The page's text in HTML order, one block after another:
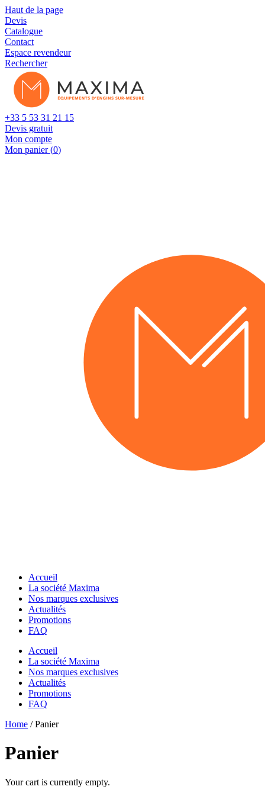
Haut de la page
Devis
Catalogue
Contact
Espace revendeur
Rechercher
+33 5 53 31 21 15
Devis gratuit
Mon compte
Mon panier (0)
Accueil
La société Maxima
Nos marques exclusives
Actualités
Promotions
FAQ
Accueil
La société Maxima
Nos marques exclusives
Actualités
Promotions
FAQ
Essentiels pour chantier
Godets
Dents de Déroctage
Râteaux
Godets Squelette
Essentiels pour chantier
GODETS & ACCESSOIRES MACS
Godets
Râteaux
Home / Panier
Panier
Your cart is currently empty.
Cookies management panel